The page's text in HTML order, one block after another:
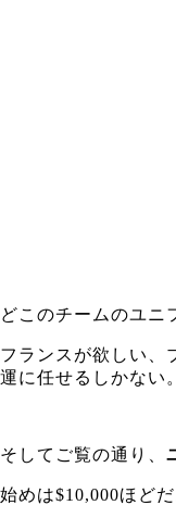
どこのチームのユニ
フランスが欲しい、
運に任せるしかない。
そしてご覧の通り、
始めは$10,000ほど